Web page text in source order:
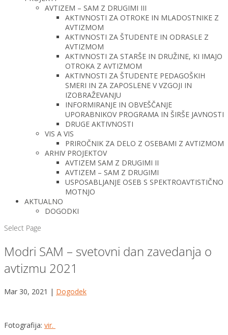
AVTIZEM – SAM Z DRUGIMI III
AKTIVNOSTI ZA OTROKE IN MLADOSTNIKE Z
AVTIZMOM
AKTIVNOSTI ZA ŠTUDENTE IN ODRASLE Z
AVTIZMOM
AKTIVNOSTI ZA STARŠE IN DRUŽINE, KI IMAJO
OTROKA Z AVTIZMOM
AKTIVNOSTI ZA ŠTUDENTE PEDAGOŠKIH
SMERI IN ZA ZAPOSLENE V VZGOJI IN
IZOBRAŽEVANJU
INFORMIRANJE IN OBVEŠČANJE
UPORABNIKOV PROGRAMA IN ŠIRŠE JAVNOSTI
DRUGE AKTIVNOSTI
VIS A VIS
PRIROČNIK ZA DELO Z OSEBAMI Z AVTIZMOM
ARHIV PROJEKTOV
AVTIZEM SAM Z DRUGIMI II
AVTIZEM – SAM Z DRUGIMI
USPOSABLJANJE OSEB S SPEKTROAVTISTIČNO
MOTNJO
AKTUALNO
DOGODKI
Select Page
Modri SAM – svetovni dan zavedanja o
avtizmu 2021
Mar 30, 2021 | Dogodek
Fotografija: vir.